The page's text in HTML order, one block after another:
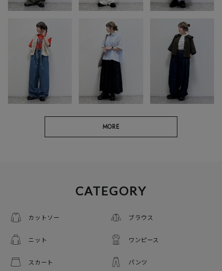
MORE
CATEGORY
カットソー ブラウス
ニット ワンピース
スカート パンツ